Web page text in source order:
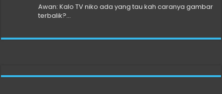
Awan: Kalo TV niko ada yang tau kah caranya gambar
terbalik?...